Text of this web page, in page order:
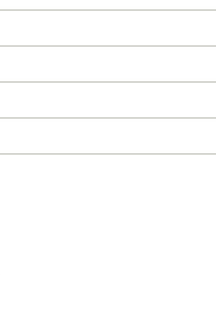
niż przelać
obligatoryjne, warto jednak regularnie je